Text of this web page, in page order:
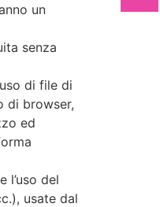
un
senza
di file di
di browser,
ed
l’uso del
usate dal